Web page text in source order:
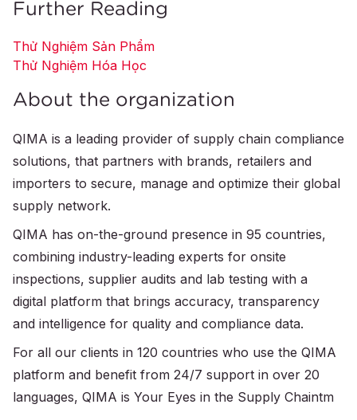
Further Reading
Thử Nghiệm Sản Phẩm
Thử Nghiệm Hóa Học
About the organization
QIMA is a leading provider of supply chain compliance
solutions, that partners with brands, retailers and
importers to secure, manage and optimize their global
supply network.
QIMA has on-the-ground presence in 95 countries,
combining industry-leading experts for onsite
inspections, supplier audits and lab testing with a
digital platform that brings accuracy, transparency
and intelligence for quality and compliance data.
For all our clients in 120 countries who use the QIMA
platform and benefit from 24/7 support in over 20
languages, QIMA is Your Eyes in the Supply Chaintm